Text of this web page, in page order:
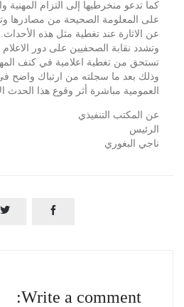
كما تدعو منخرطيها إلى التزام
على المعلومة الصحيحة من مصادرها
عن الاثارة عند تغطية مثل هذه الأحداث.
وتشدد نقابة الصحفيين على دور الاعلام
تستحق من تغطية اعلامية في كنف
وذلك بعد ما سجلته من ارتباك واضح في
العمومية مباشرة أثر وقوع هذا الحدث
عن المكتب التنفيذي
الرئيس
ناجي البغوري


Write a comment: